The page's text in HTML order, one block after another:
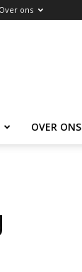
Over ons
OVER ONS